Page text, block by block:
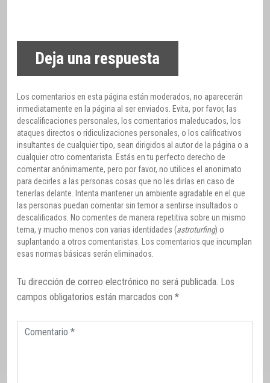
Deja una respuesta
Los comentarios en esta página están moderados, no aparecerán
inmediatamente en la página al ser enviados. Evita, por favor, las
descalificaciones personales, los comentarios maleducados, los
ataques directos o ridiculizaciones personales, o los calificativos
insultantes de cualquier tipo, sean dirigidos al autor de la página o a
cualquier otro comentarista. Estás en tu perfecto derecho de
comentar anónimamente, pero por favor, no utilices el anonimato
para decirles a las personas cosas que no les dirías en caso de
tenerlas delante. Intenta mantener un ambiente agradable en el que
las personas puedan comentar sin temor a sentirse insultados o
descalificados. No comentes de manera repetitiva sobre un mismo
tema, y mucho menos con varias identidades (astroturfing) o
suplantando a otros comentaristas. Los comentarios que incumplan
esas normas básicas serán eliminados.
Tu dirección de correo electrónico no será publicada. Los
campos obligatorios están marcados con *
Comentario